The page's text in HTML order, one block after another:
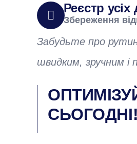
Реєстр усіх
Збереження
Забудьте про
швидким, зручним і
СЬОГОДНІ!